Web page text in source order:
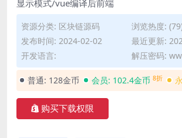
资源分类: 区块链源码
浏览热度:
发布时间: 2024-02-02
最近更新:
开发语言:
解压密码:
普通: 128金币 会员: 102.4金币 8折
购买下载权限